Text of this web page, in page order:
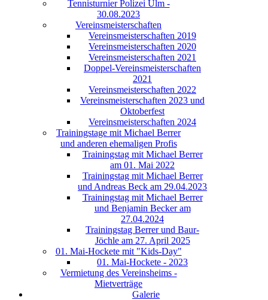
Tennisturnier Polizei Ulm -
30.08.2023
Vereinsmeisterschaften
Vereinsmeisterschaften 2019
Vereinsmeisterschaften 2020
Vereinsmeisterschaften 2021
Doppel-Vereinsmeisterschaften
2021
Vereinsmeisterschaften 2022
Vereinsmeisterschaften 2023 und
Oktoberfest
Vereinsmeisterschaften 2024
Trainingstage mit Michael Berrer
und anderen ehemaligen Profis
Trainingstag mit Michael Berrer
am 01. Mai 2022
Trainingstag mit Michael Berrer
und Andreas Beck am 29.04.2023
Trainingstag mit Michael Berrer
und Benjamin Becker am
27.04.2024
Trainingstag Berrer und Baur-
Jöchle am 27. April 2025
01. Mai-Hockete mit "Kids-Day"
01. Mai-Hockete - 2023
Vermietung des Vereinsheims -
Mietverträge
Galerie